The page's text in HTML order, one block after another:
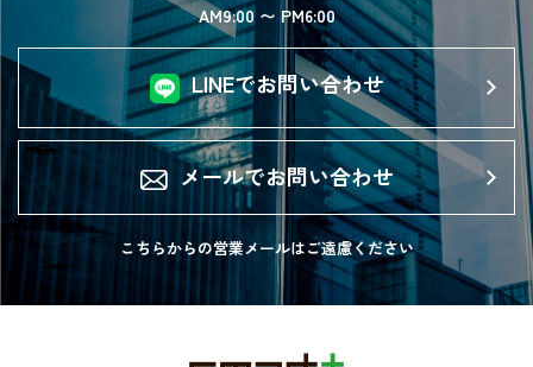
AM9:00 〜 PM6:00
LINEでお問い合わせ
メールでお問い合わせ
こちらからの営業メールはご遠慮ください